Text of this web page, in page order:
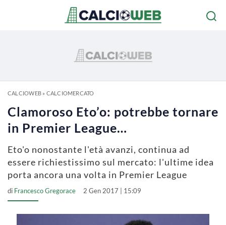
CALCIOWEB» CALCIOMERCATO
Clamoroso Eto’o: potrebbe tornare
in Premier League…
Eto'o nonostante l'età avanzi, continua ad
essere richiestissimo sul mercato: l'ultime idea
porta ancora una volta in Premier League
di Francesco Gregorace 2 Gen 2017 | 15:09